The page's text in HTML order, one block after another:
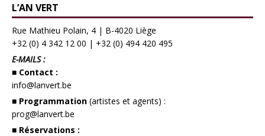
L’AN VERT
Rue Mathieu Polain, 4 | B-4020 Liège
+32 (0) 4 342 12 00 | +32 (0) 494 420 495
E-MAILS :
■ Contact :
info@lanvert.be
■ Programmation (artistes et agents) :
prog@lanvert.be
■ Réservations :